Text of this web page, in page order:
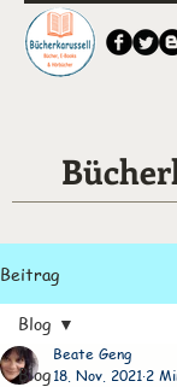
Beitrag
Blog
Blog
Beate Geng
18. Nov. 2021 2